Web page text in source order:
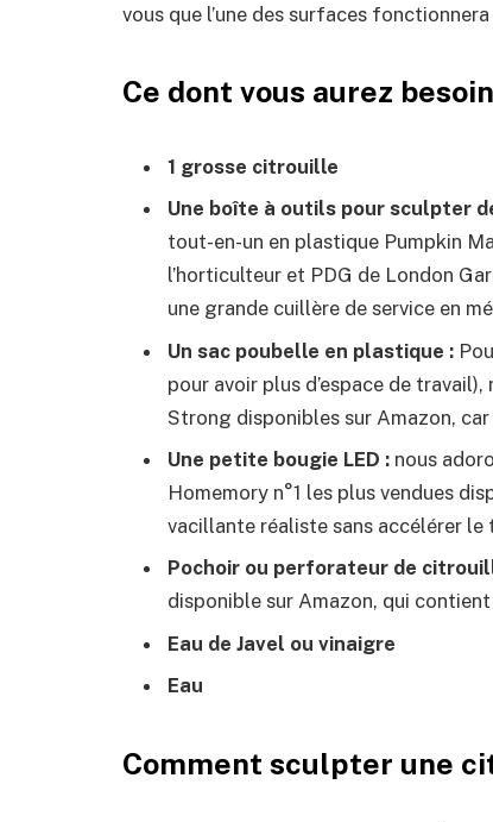
vous que l’une des surfaces
Ce dont vous aurez besoin
1 grosse citrouille
Une boîte à outils pour sculpter
tout-en-un en plastique Pumpkin
l’horticulteur et PDG de London
une grande cuillère de service en
Un sac poubelle en plastique :
pour avoir plus d’espace de
Strong disponibles sur Amazon,
Une petite bougie LED : nous
Homemory n°1 les plus vendues
vacillante réaliste sans accélérer
Pochoir ou perforateur de
disponible sur Amazon, qui
Eau de Javel ou vinaigre
Eau
Comment sculpter une